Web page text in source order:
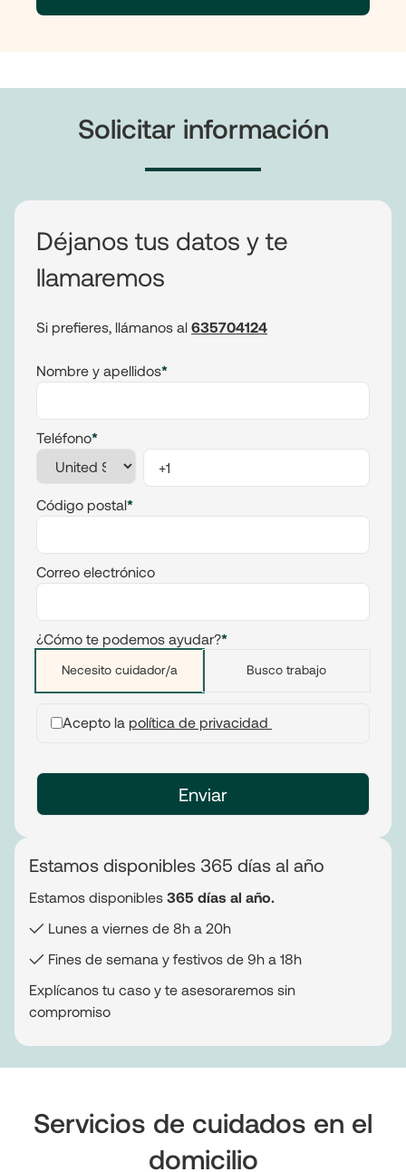
Solicitar información
Déjanos tus datos y te
llamaremos
Si prefieres, llámanos al 635704124
Nombre y apellidos*
Teléfono*
Código postal*
Correo electrónico
¿Cómo te podemos ayudar?*
Necesito cuidador/a Busco trabajo
Acepto la política de privacidad
Estamos disponibles 365 días al año
Estamos disponibles 365 días al año.
✓ Lunes a viernes de 8h a 20h
✓ Fines de semana y festivos de 9h a 18h
Explícanos tu caso y te asesoraremos sin
compromiso
Servicios de cuidados en el
domicilio